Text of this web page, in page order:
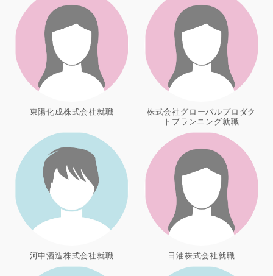
東陽化成株式会社就職
株式会社グローバルプロダク
トプランニング就職
河中酒造株式会社就職 日油株式会社就職